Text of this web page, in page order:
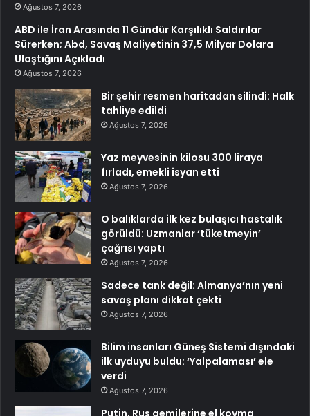
Ağustos 7, 2026
ABD ile İran Arasında 11 Gündür Karşılıklı Saldırılar
Sürerken; Abd, Savaş Maliyetinin 37,5 Milyar Dolara
Ulaştığını Açıkladı
Ağustos 7, 2026
Bir şehir resmen haritadan silindi: Halk
tahliye edildi
Ağustos 7, 2026
Yaz meyvesinin kilosu 300 liraya
fırladı, emekli isyan etti
Ağustos 7, 2026
O balıklarda ilk kez bulaşıcı hastalık
görüldü: Uzmanlar ‘tüketmeyin’
çağrısı yaptı
Ağustos 7, 2026
Sadece tank değil: Almanya’nın yeni
savaş planı dikkat çekti
Ağustos 7, 2026
Bilim insanları Güneş Sistemi dışındaki
ilk uyduyu buldu: ‘Yalpalaması’ ele
verdi
Ağustos 7, 2026
Putin, Rus gemilerine el koyma